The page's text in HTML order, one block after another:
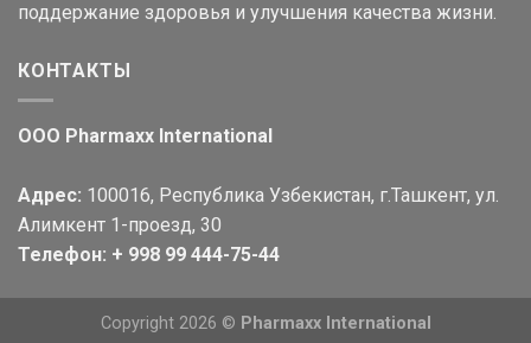
поддержание здоровья и улучшения качества жизни.
КОНТАКТЫ
OOO Pharmaxx International
Адрес: 100016, Республика Узбекистан, г.Ташкент, ул.
Алимкент 1-проезд, 30
Телефон: + 998 99 444-75-44
Copyright 2026 © Pharmaxx International